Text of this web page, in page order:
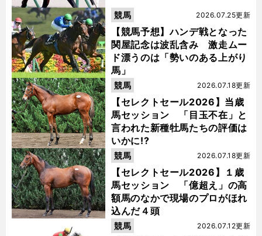
【競馬予想】ハンデ戦となった
関屋記念は波乱含み 激走ムー
ド漂うのは「勢いのある上がり
馬」
2026.07.25更新
競馬
【セレクトセール2026】当歳
馬セッション 「目玉不在」と
言われた新種牡馬たちの評価は
いかに!?
2026.07.18更新
競馬
【セレクトセール2026】１歳
馬セッション 「億超え」の高
額馬のなかで現場のプロがほれ
込んだ４頭
2026.07.18更新
競馬
2026.07.12更新
競馬